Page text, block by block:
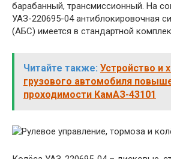
барабанный, трансмиссионный. На
УАЗ-220695-04 антиблокировочная
(АБС) имеется в стандартной
Читайте также: Устройство и
грузового автомобиля
проходимости КамАЗ-43101